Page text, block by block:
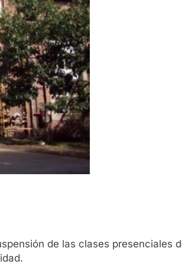
de las clases presenciales